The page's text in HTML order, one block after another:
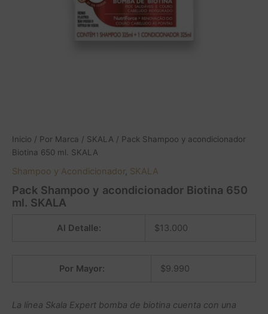
Inicio / Por Marca / SKALA / Pack Shampoo y acondicionador
Biotina 650 ml. SKALA
Shampoo y Acondicionador, SKALA
Pack Shampoo y acondicionador Biotina 650
ml. SKALA
Al Detalle: $13.000
Por Mayor: $9.990
La línea Skala Expert bomba de biotina cuenta con una